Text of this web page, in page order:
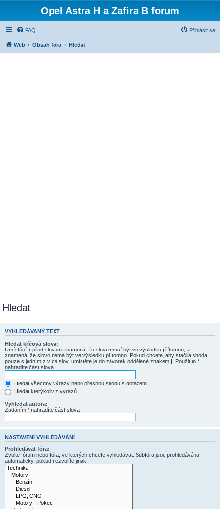
Opel Astra H a Zafira B forum
FAQ Přihlásit se
Web Obsah fóra Hledat
Hledat
VYHLEDÁVANÝ TEXT
Hledat klíčová slova:
Umístění + před slovem znamená, že slovo musí být ve výsledku přítomno, a -
znamená, že slovo nemá být ve výsledku přítomno. Pokud chcete, aby stačila shoda
pouze s jedním z více slov, umístěte je do závorek oddělené znakem | . Použitím *
nahradíte část slova
Hledat všechny výrazy nebo přesnou shodu s dotazem
Hledat kterýkoliv z výrazů
Vyhledat autora:
Zadáním * nahradíte část slova
NASTAVENÍ VYHLEDÁVÁNÍ
Prohledávat fóra:
Zvolte fórum nebo fóra, ve kterých chcete vyhledávat. Subfóra jsou prohledávána
automaticky, pokud nezvolíte jinak.